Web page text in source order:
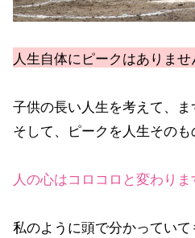
人生自体にピークはありませ
子供の長い人生を考えて、ま
そして、ピークを人生その
人の心はコロコロと変わりま
私のように頭で分かっていて